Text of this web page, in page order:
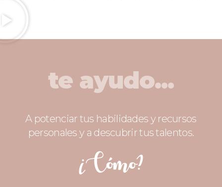
te ayudo...
A potenciar tus habilidades y recursos
personales y a descubrir tus talentos.
¿Cómo?